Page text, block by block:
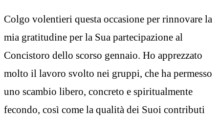
Colgo volentieri questa occasione per rinnovare la
mia gratitudine per la Sua partecipazione al
Concistoro dello scorso gennaio. Ho apprezzato
molto il lavoro svolto nei gruppi, che ha permesso
uno scambio libero, concreto e spiritualmente
fecondo, così come la qualità dei Suoi contributi